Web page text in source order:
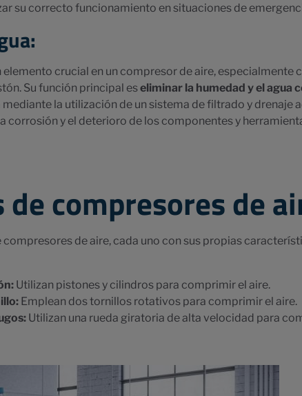
su correcto funcionamiento en situaciones de
elemento crucial en un compresor de aire,
Su función principal eseliminar la humedad y el agua
mediante la utilización de un sistema de filtrado y drenaje
corrosión y el deterioro de los componentes y
de compresores de
de aire, cada uno con sus propias
Utilizan pistones y cilindros para comprimir el aire.
Emplean dos tornillos rotativos para comprimir el aire.
Utilizan una rueda giratoria de alta velocidad para